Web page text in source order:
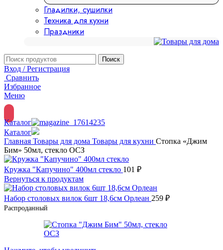
Гладилки, сушилки
Техника для кухни
Праздники
Поиск
Вход / Регистрация
Сравнить
Избранное
Меню
Каталог
Каталог
Главная Товары для дома Товары для кухни Стопка «Джим
Бим» 50мл, стекло ОСЗ
Кружка "Капучино" 400мл стекло 101 ₽
Вернуться к продуктам
Набор столовых вилок 6шт 18,6см Орлеан 259 ₽
Распроданный